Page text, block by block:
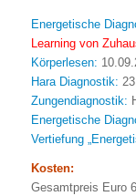
Energetische
Learning von
Körperlesen:
Hara Diagnostik:
Zungendiagnostik:
Energetische
Vertiefung
Kosten:
Gesamtpreis Euro